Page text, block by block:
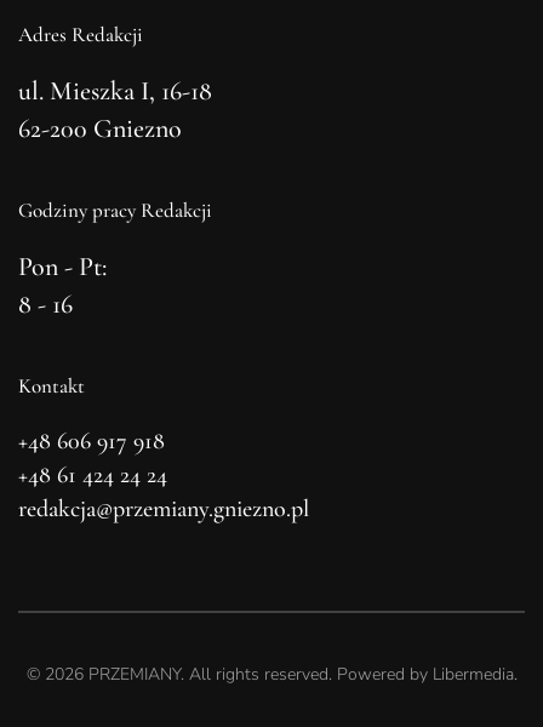
Adres Redakcji
ul. Mieszka I, 16-18
62-200 Gniezno
Godziny pracy Redakcji
Pon - Pt:
8 - 16
Kontakt
+48 606 917 918
+48 61 424 24 24
redakcja@przemiany.gniezno.pl
© 2026PRZEMIANY. All rights reserved. Powered by Libermedia.